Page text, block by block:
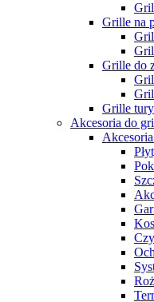
Grille na
Grille do
Grille
Akcesoria do